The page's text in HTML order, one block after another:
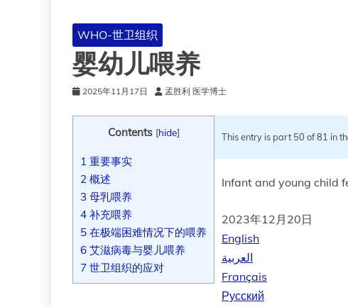
WHO-世卫组织
婴幼儿喂养
2025年11月17日 孟胜利 医学博士
Contents [hide]
1 重要事实
2 概述
3 母乳喂养
4 补充喂养
5 在极端困难情况下的喂养
6 艾滋病毒与婴儿喂养
7 世卫组织的应对
This entry is part 50 of 81 in
Infant and young child
2023年12月20日
English
العربية
Français
Русский